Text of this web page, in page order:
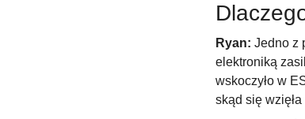
Ryan: Jedno z
elektroniką
wskoczyło w
skąd się